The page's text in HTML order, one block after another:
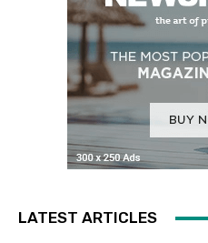
LATEST ARTICLES